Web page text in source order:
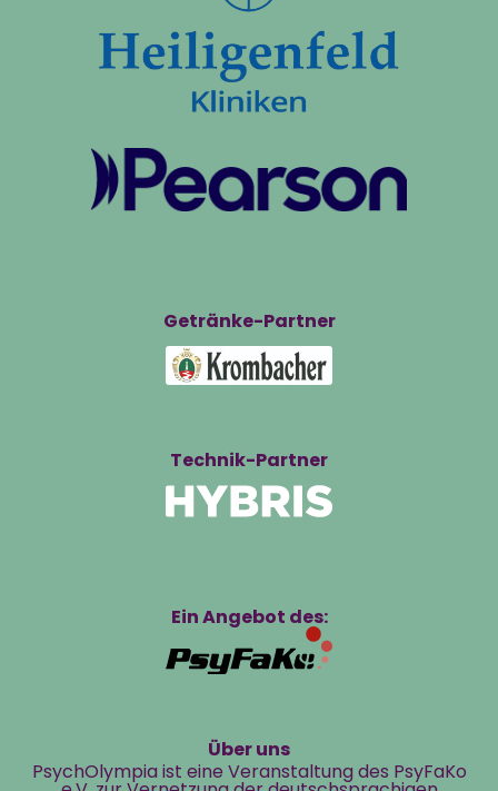
Getränke-Partner
Technik-Partner
Ein Angebot des:
Über uns
PsychOlympia ist eine Veranstaltung des PsyFaKo